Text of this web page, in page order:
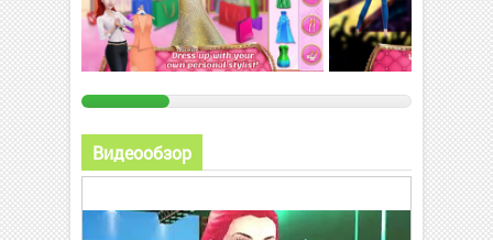
Видеообзор